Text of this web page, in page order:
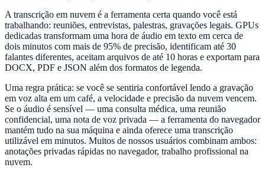
A transcrição em nuvem é a ferramenta certa quando você está
trabalhando: reuniões, entrevistas, palestras, gravações legais. GPUs
dedicadas transformam uma hora de áudio em texto em cerca de
dois minutos com mais de 95% de precisão, identificam até 30
falantes diferentes, aceitam arquivos de até 10 horas e exportam para
DOCX, PDF e JSON além dos formatos de legenda.
Uma regra prática: se você se sentiria confortável lendo a gravação
em voz alta em um café, a velocidade e precisão da nuvem vencem.
Se o áudio é sensível — uma consulta médica, uma reunião
confidencial, uma nota de voz privada — a ferramenta do navegador
mantém tudo na sua máquina e ainda oferece uma transcrição
utilizável em minutos. Muitos de nossos usuários combinam ambos:
anotações privadas rápidas no navegador, trabalho profissional na
nuvem.